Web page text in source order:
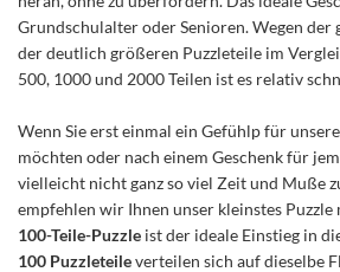
Grundschulalter oder Senioren. Wegen der
der deutlich größeren Puzzleteile im
500, 1000 und 2000 Teilen ist es relativ
Wenn Sie erst einmal ein Gefühlp für
möchten oder nach einem Geschenk für
vielleicht nicht ganz so viel Zeit und Muße
empfehlen wir Ihnen unser kleinstes Puzzle
100-Teile-Puzzle ist der ideale Einstieg in
100 Puzzleteileverteilen sich auf dieselbe